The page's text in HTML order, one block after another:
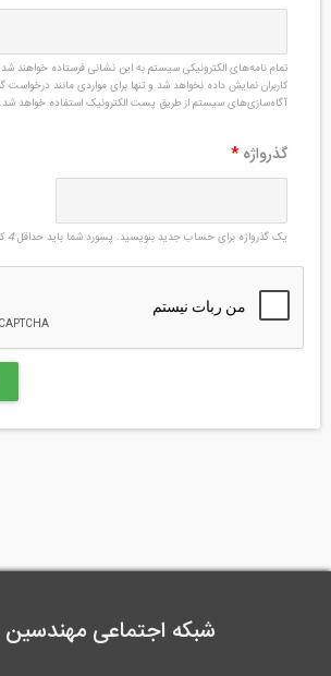
تمام نامه‌های الکترونیکی سیستم به این نشانی فرستاده خواهند
کاربران نمایش داده نخواهد شد و تنها برای مواردی مانند درخواست
آگاه‌سازی‌های سیستم از طریق پست الکترونیک استفاده خواهد شد.
گذرواژه *
یک گذرواژه برای حساب جدید بنویسید. پسورد شما باید حداقل4
شبکه اجتماعی مهندسین 808